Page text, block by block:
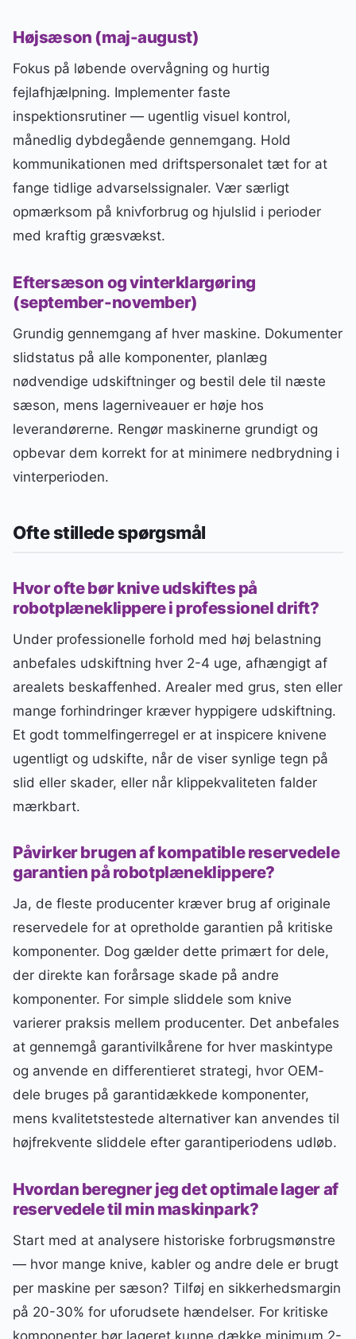
Højsæson (maj-august)
Fokus på løbende overvågning og hurtig
fejlafhjælpning. Implementer faste
inspektionsrutiner — ugentlig visuel kontrol,
månedlig dybdegående gennemgang. Hold
kommunikationen med driftspersonalet tæt for at
fange tidlige advarselssignaler. Vær særligt
opmærksom på knivforbrug og hjulslid i perioder
med kraftig græsvækst.
Eftersæson og vinterklargøring
(september-november)
Grundig gennemgang af hver maskine. Dokumenter
slidstatus på alle komponenter, planlæg
nødvendige udskiftninger og bestil dele til næste
sæson, mens lagerniveauer er høje hos
leverandørerne. Rengør maskinerne grundigt og
opbevar dem korrekt for at minimere nedbrydning i
vinterperioden.
Ofte stillede spørgsmål
Hvor ofte bør knive udskiftes på
robotplæneklippere i professionel drift?
Under professionelle forhold med høj belastning
anbefales udskiftning hver 2-4 uge, afhængigt af
arealets beskaffenhed. Arealer med grus, sten eller
mange forhindringer kræver hyppigere udskiftning.
Et godt tommelfingerregel er at inspicere knivene
ugentligt og udskifte, når de viser synlige tegn på
slid eller skader, eller når klippekvaliteten falder
mærkbart.
Påvirker brugen af kompatible reservedele
garantien på robotplæneklippere?
Ja, de fleste producenter kræver brug af originale
reservedele for at opretholde garantien på kritiske
komponenter. Dog gælder dette primært for dele,
der direkte kan forårsage skade på andre
komponenter. For simple sliddele som knive
varierer praksis mellem producenter. Det anbefales
at gennemgå garantivilkårene for hver maskintype
og anvende en differentieret strategi, hvor OEM-
dele bruges på garantidækkede komponenter,
mens kvalitetstestede alternativer kan anvendes til
højfrekvente sliddele efter garantiperiodens udløb.
Hvordan beregner jeg det optimale lager af
reservedele til min maskinpark?
Start med at analysere historiske forbrugsmønstre
— hvor mange knive, kabler og andre dele er brugt
per maskine per sæson? Tilføj en sikkerhedsmargin
på 20-30% for uforudsete hændelser. For kritiske
komponenter bør lageret kunne dække minimum 2-